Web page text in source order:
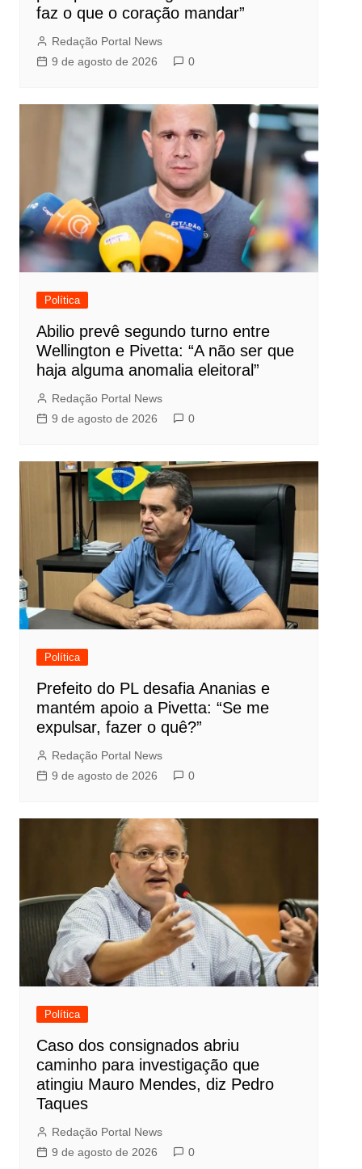
faz o que o coração mandar”
Redação Portal News
9 de agosto de 2026
0
Política
Abilio prevê segundo turno entre
Wellington e Pivetta: “A não ser que
haja alguma anomalia eleitoral”
Redação Portal News
9 de agosto de 2026
0
Política
Prefeito do PL desafia Ananias e
mantém apoio a Pivetta: “Se me
expulsar, fazer o quê?”
Redação Portal News
9 de agosto de 2026
0
Política
Caso dos consignados abriu
caminho para investigação que
atingiu Mauro Mendes, diz Pedro
Taques
Redação Portal News
9 de agosto de 2026
0